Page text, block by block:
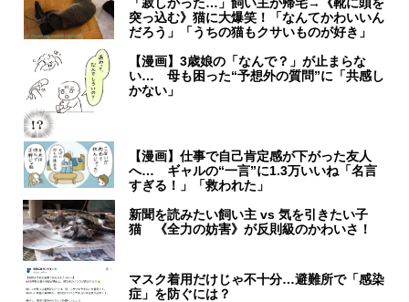
突っ込む》猫に大爆笑！「なんてかわいいん
だろう」「うちの猫もクサいものが好き」
【漫画】3歳娘の「なんで？」が止まらな
い… 母も困った“予想外の質問”に「共感し
かない」
【漫画】仕事で自己肯定感が下がった友人
へ… ギャルの“一言”に1.3万いいね「名言
すぎる！」「救われた」
新聞を読みたい飼い主 vs 気を引きたい子
猫 《全力の妨害》が反則級のかわいさ！
マスク着用だけじゃ不十分…避難所で「感染
症」を防ぐには？